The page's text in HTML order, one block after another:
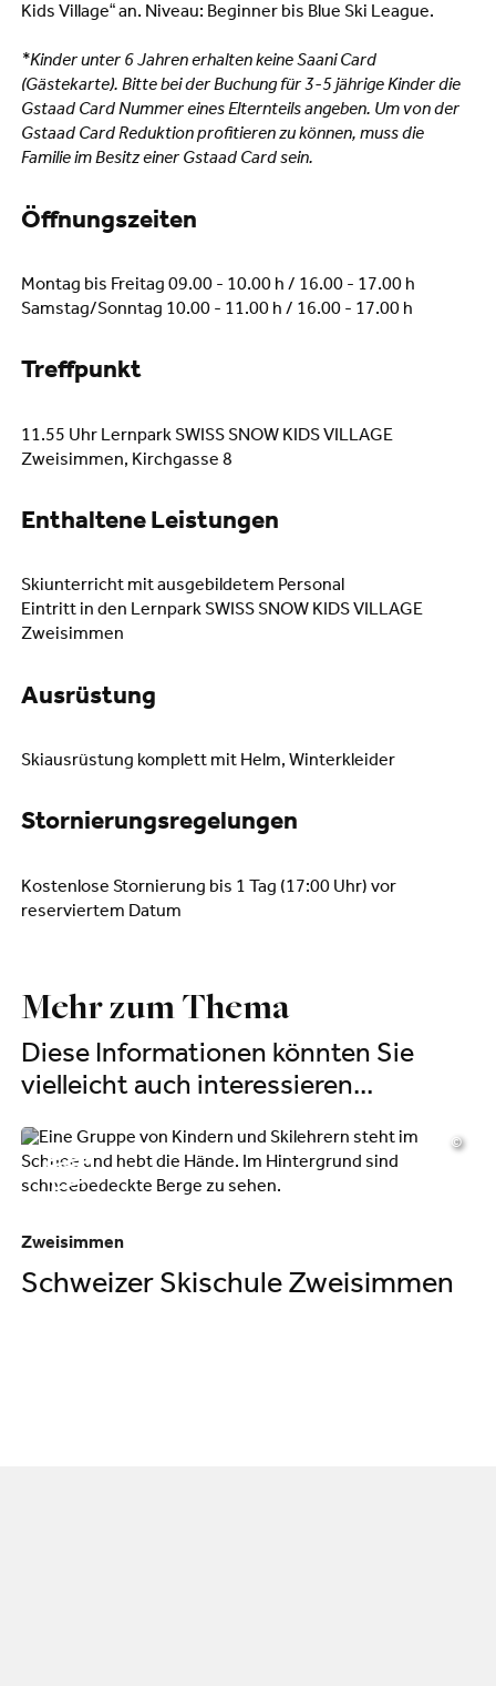
Kids Village“ an. Niveau: Beginner bis Blue Ski League.
*Kinder unter 6 Jahren erhalten keine Saani Card
(Gästekarte). Bitte bei der Buchung für 3-5 jährige Kinder die
Gstaad Card Nummer eines Elternteils angeben. Um von der
Gstaad Card Reduktion profitieren zu können, muss die
Familie im Besitz einer Gstaad Card sein.
Öffnungszeiten
Montag bis Freitag 09.00 - 10.00 h / 16.00 - 17.00 h
Samstag/Sonntag 10.00 - 11.00 h / 16.00 - 17.00 h
Treffpunkt
11.55 Uhr Lernpark SWISS SNOW KIDS VILLAGE
Zweisimmen, Kirchgasse 8
Enthaltene Leistungen
Skiunterricht mit ausgebildetem Personal
Eintritt in den Lernpark SWISS SNOW KIDS VILLAGE
Zweisimmen
Ausrüstung
Skiausrüstung komplett mit Helm, Winterkleider
Stornierungsregelungen
Kostenlose Stornierung bis 1 Tag (17:00 Uhr) vor
reserviertem Datum
Mehr zum Thema
Diese Informationen könnten Sie
vielleicht auch interessieren...
©
Zweisimmen
Schweizer Skischule Zweisimmen